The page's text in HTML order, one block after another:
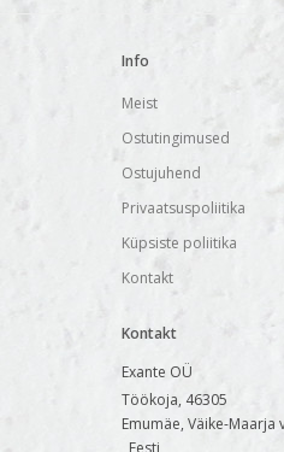
Info
Meist
Ostutingimused
Ostujuhend
Privaatsuspoliitika
Küpsiste poliitika
Kontakt
Kontakt
Exante OÜ
Töökoja, 46305
Emumäe, Väike-Maarja